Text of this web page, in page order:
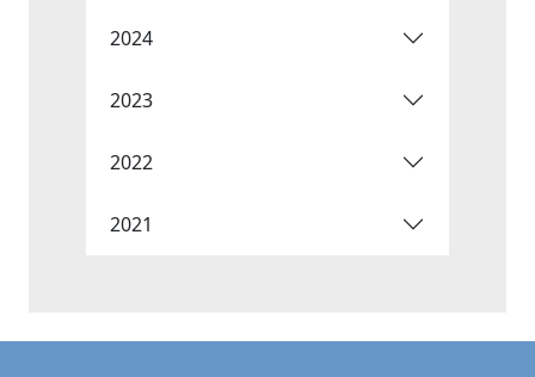
2024
2023
2022
2021